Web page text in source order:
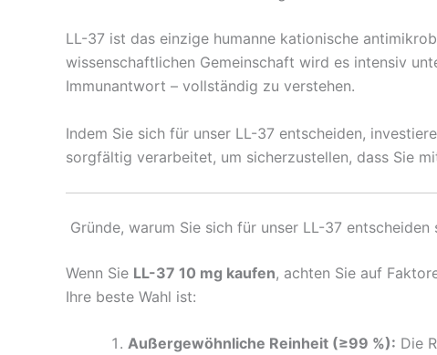
LL-37 ist das einzige humanne kationische
wissenschaftlichen Gemeinschaft wird es intensiv
Immunantwort – vollständig zu verstehen.
Indem Sie sich für unser LL-37 entscheiden,
sorgfältig verarbeitet, um sicherzustellen, dass Sie
Gründe, warum Sie sich für unser LL-37 entscheiden
Wenn Sie LL-37 10 mg kaufen, achten Sie auf
Ihre beste Wahl ist:
Außergewöhnliche Reinheit (≥99 %): Die